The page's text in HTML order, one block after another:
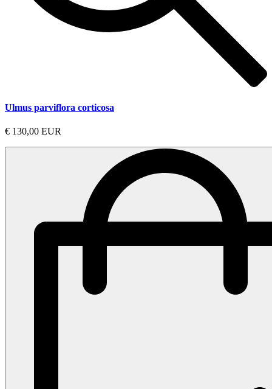
Ulmus parviflora corticosa
€ 130,00 EUR